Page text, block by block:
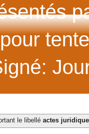
le libellé actes